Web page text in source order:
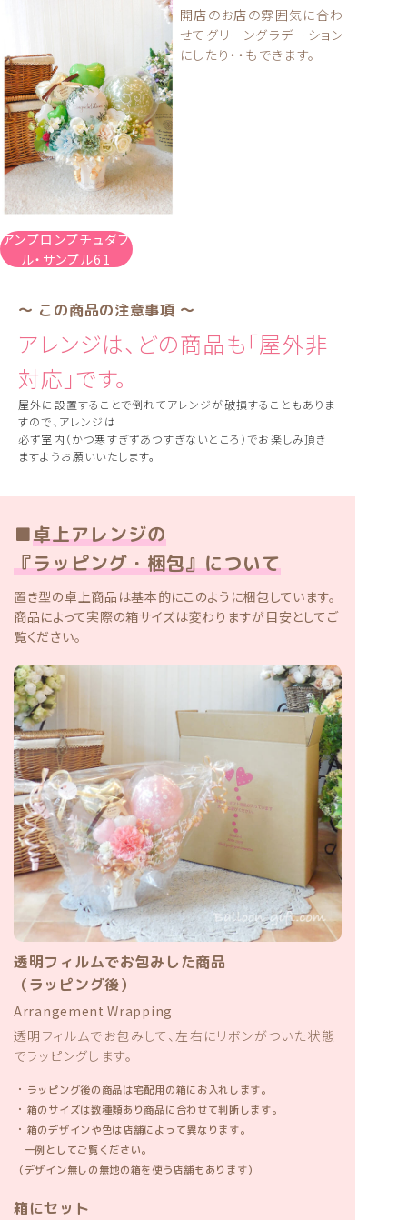
開店のお店の雰囲気に合わ
せてグリーングラデーション
にしたり・・もできます。
アンプロンプチュダブ
ル・サンプル61
〜 この商品の注意事項 〜
アレンジは、どの商品も「屋外非
対応」です。
屋外に設置することで倒れてアレンジが破損することもありま
すので、アレンジは
必ず室内（かつ寒すぎずあつすぎないところ）でお楽しみ頂き
ますようお願いいたします。
■卓上アレンジの
『ラッピング・梱包』について
置き型の卓上商品は基本的にこのように梱包しています。
商品によって実際の箱サイズは変わりますが目安としてご
覧ください。
透明フィルムでお包みした商品
（ラッピング後）
Arrangement Wrapping
透明フィルムでお包みして、左右にリボンがついた状態
でラッピングします。
・ ラッピング後の商品は宅配用の箱にお入れします。
・ 箱のサイズは数種類あり商品に合わせて判断します。
・ 箱のデザインや色は店舗によって異なります。
一例としてご覧ください。
（デザイン無しの無地の箱を使う店舗もあります）
箱にセット